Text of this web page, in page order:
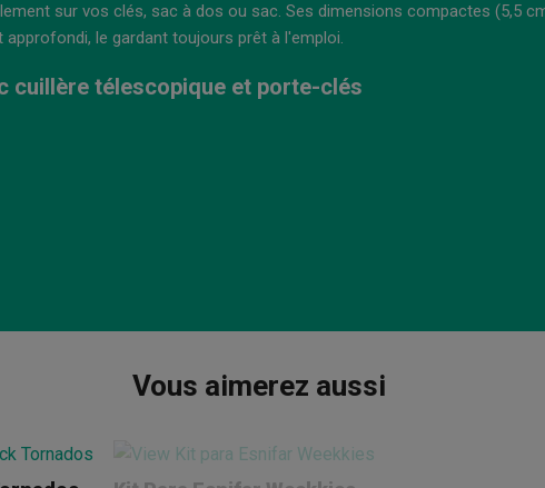
sur vos clés, sac à dos ou sac. Ses dimensions compactes (5,5
le gardant toujours prêt à l'emploi.
cuillère télescopique et porte-clés
Vous aimerez aussi